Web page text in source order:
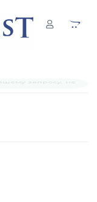
запросу, не